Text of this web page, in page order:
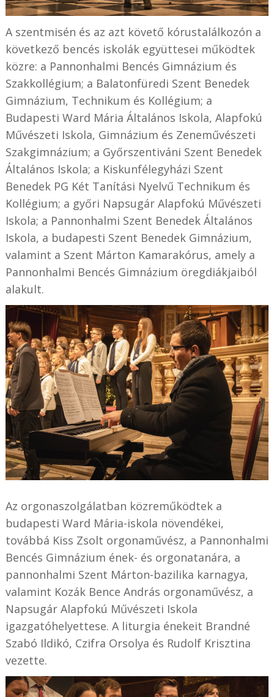
A szentmisén és az azt követő kórustalálkozón a
következő bencés iskolák együttesei működtek
közre: a Pannonhalmi Bencés Gimnázium és
Szakkollégium; a Balatonfüredi Szent Benedek
Gimnázium, Technikum és Kollégium; a
Budapesti Ward Mária Általános Iskola, Alapfokú
Művészeti Iskola, Gimnázium és Zeneművészeti
Szakgimnázium; a Győrszentiváni Szent Benedek
Általános Iskola; a Kiskunfélegyházi Szent
Benedek PG Két Tanítási Nyelvű Technikum és
Kollégium; a győri Napsugár Alapfokú Művészeti
Iskola; a Pannonhalmi Szent Benedek Általános
Iskola, a budapesti Szent Benedek Gimnázium,
valamint a Szent Márton Kamarakórus, amely a
Pannonhalmi Bencés Gimnázium öregdiákjaiból
alakult.
Az orgonaszolgálatban közreműködtek a
budapesti Ward Mária-iskola növendékei,
továbbá Kiss Zsolt orgonaművész, a Pannonhalmi
Bencés Gimnázium ének- és orgonatanára, a
pannonhalmi Szent Márton-bazilika karnagya,
valamint Kozák Bence András orgonaművész, a
Napsugár Alapfokú Művészeti Iskola
igazgatóhelyettese. A liturgia énekeit Brandné
Szabó Ildikó, Czifra Orsolya és Rudolf Krisztina
vezette.